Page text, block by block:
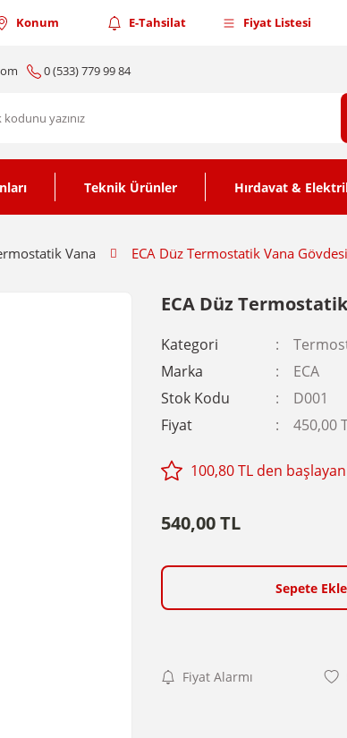
Konum E-Tahsilat Fiyat Listesi
0 (533) 779 99 84
Teknik Ürünler Hırdavat &
Vana ECA Düz Termostatik Vana Gövdesi
ECA Düz
Kategori
Marka
ECA
Stok Kodu
D001
Fiyat
450,00
100,80 TL den
540,00 TL
Sepete Ekle
Fiyat Alarmı